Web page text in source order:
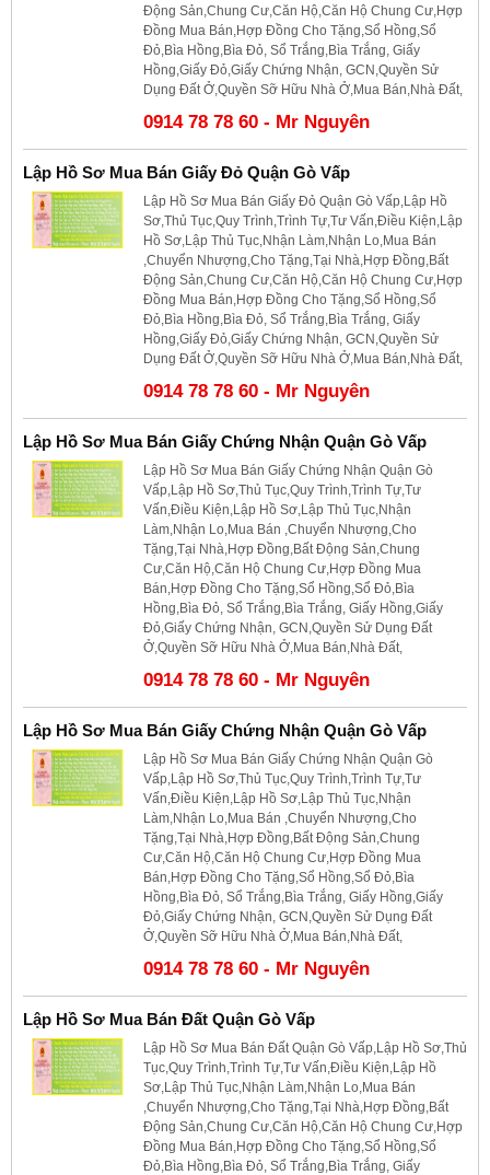
Động Sản,Chung Cư,Căn Hộ,Căn Hộ Chung Cư,Hợp
Đồng Mua Bán,Hợp Đồng Cho Tặng,Sổ Hồng,Sổ
Đỏ,Bìa Hồng,Bìa Đỏ, Sổ Trắng,Bìa Trắng, Giấy
Hồng,Giấy Đỏ,Giấy Chứng Nhận, GCN,Quyền Sử
Dụng Đất Ở,Quyền Sỡ Hữu Nhà Ở,Mua Bán,Nhà Đất,
0914 78 78 60 - Mr Nguyên
Lập Hồ Sơ Mua Bán Giấy Đỏ Quận Gò Vấp
Lập Hồ Sơ Mua Bán Giấy Đỏ Quận Gò Vấp,Lập Hồ
Sơ,Thủ Tục,Quy Trình,Trình Tự,Tư Vấn,Điều Kiện,Lập
Hồ Sơ,Lập Thủ Tục,Nhận Làm,Nhận Lo,Mua Bán
,Chuyển Nhượng,Cho Tặng,Tại Nhà,Hợp Đồng,Bất
Động Sản,Chung Cư,Căn Hộ,Căn Hộ Chung Cư,Hợp
Đồng Mua Bán,Hợp Đồng Cho Tặng,Sổ Hồng,Sổ
Đỏ,Bìa Hồng,Bìa Đỏ, Sổ Trắng,Bìa Trắng, Giấy
Hồng,Giấy Đỏ,Giấy Chứng Nhận, GCN,Quyền Sử
Dụng Đất Ở,Quyền Sỡ Hữu Nhà Ở,Mua Bán,Nhà Đất,
0914 78 78 60 - Mr Nguyên
Lập Hồ Sơ Mua Bán Giấy Chứng Nhận Quận Gò Vấp
Lập Hồ Sơ Mua Bán Giấy Chứng Nhận Quận Gò
Vấp,Lập Hồ Sơ,Thủ Tục,Quy Trình,Trình Tự,Tư
Vấn,Điều Kiện,Lập Hồ Sơ,Lập Thủ Tục,Nhận
Làm,Nhận Lo,Mua Bán ,Chuyển Nhượng,Cho
Tặng,Tại Nhà,Hợp Đồng,Bất Động Sản,Chung
Cư,Căn Hộ,Căn Hộ Chung Cư,Hợp Đồng Mua
Bán,Hợp Đồng Cho Tặng,Sổ Hồng,Sổ Đỏ,Bìa
Hồng,Bìa Đỏ, Sổ Trắng,Bìa Trắng, Giấy Hồng,Giấy
Đỏ,Giấy Chứng Nhận, GCN,Quyền Sử Dụng Đất
Ở,Quyền Sỡ Hữu Nhà Ở,Mua Bán,Nhà Đất,
0914 78 78 60 - Mr Nguyên
Lập Hồ Sơ Mua Bán Giấy Chứng Nhận Quận Gò Vấp
Lập Hồ Sơ Mua Bán Giấy Chứng Nhận Quận Gò
Vấp,Lập Hồ Sơ,Thủ Tục,Quy Trình,Trình Tự,Tư
Vấn,Điều Kiện,Lập Hồ Sơ,Lập Thủ Tục,Nhận
Làm,Nhận Lo,Mua Bán ,Chuyển Nhượng,Cho
Tặng,Tại Nhà,Hợp Đồng,Bất Động Sản,Chung
Cư,Căn Hộ,Căn Hộ Chung Cư,Hợp Đồng Mua
Bán,Hợp Đồng Cho Tặng,Sổ Hồng,Sổ Đỏ,Bìa
Hồng,Bìa Đỏ, Sổ Trắng,Bìa Trắng, Giấy Hồng,Giấy
Đỏ,Giấy Chứng Nhận, GCN,Quyền Sử Dụng Đất
Ở,Quyền Sỡ Hữu Nhà Ở,Mua Bán,Nhà Đất,
0914 78 78 60 - Mr Nguyên
Lập Hồ Sơ Mua Bán Đất Quận Gò Vấp
Lập Hồ Sơ Mua Bán Đất Quận Gò Vấp,Lập Hồ Sơ,Thủ
Tục,Quy Trình,Trình Tự,Tư Vấn,Điều Kiện,Lập Hồ
Sơ,Lập Thủ Tục,Nhận Làm,Nhận Lo,Mua Bán
,Chuyển Nhượng,Cho Tặng,Tại Nhà,Hợp Đồng,Bất
Động Sản,Chung Cư,Căn Hộ,Căn Hộ Chung Cư,Hợp
Đồng Mua Bán,Hợp Đồng Cho Tặng,Sổ Hồng,Sổ
Đỏ,Bìa Hồng,Bìa Đỏ, Sổ Trắng,Bìa Trắng, Giấy